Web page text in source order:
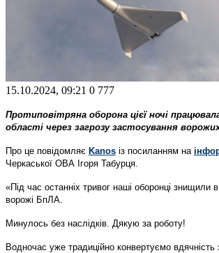
15.10.2024, 09:21 0 777
Протиповітряна оборона цієї ночі
області через загрозу застосування
Про це повідомляє Kanos із посиланням на
Черкаської ОВА Ігоря Табурця.
«Під час останніх тривог наші оборонці знищили
ворожі БпЛА.
Минулось без наслідків. Дякую за роботу!
Водночас уже традиційно конвертуємо вдячність